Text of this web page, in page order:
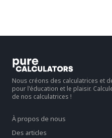
Nous créons des calculatrices et
pour l'éducation et le plaisir.
de nos calculatrices !
À propos de nous
Des articles